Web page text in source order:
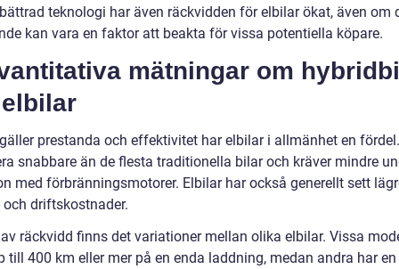
teknologi har även räckvidden för elbilar ökat, även om
kan vara en faktor att beakta för vissa potentiella köpare.
mätningar om
prestanda och effektivitet har elbilar i allmänhet en
snabbare än de flesta traditionella bilar och kräver mindre
med förbränningsmotorer. Elbilar har också generellt sett
och driftskostnader.
räckvidd finns det variationer mellan olika elbilar. Vissa
till 400 km eller mer på en enda laddning, medan andra har